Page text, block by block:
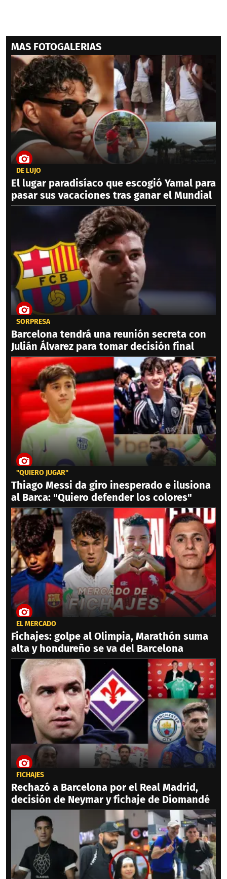
MAS FOTOGALERIAS
DE LUJO
El lugar paradisíaco que escogió Yamal para
pasar sus vacaciones tras ganar el Mundial
SORPRESA
Barcelona tendrá una reunión secreta con
Julián Álvarez para tomar decisión final
"QUIERO JUGAR"
Thiago Messi da giro inesperado e ilusiona
al Barca: "Quiero defender los colores"
EL MERCADO
Fichajes: golpe al Olimpia, Marathón suma
alta y hondureño se va del Barcelona
FICHAJES
Rechazó a Barcelona por el Real Madrid,
decisión de Neymar y fichaje de Diomandé